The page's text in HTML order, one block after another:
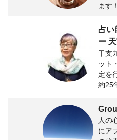
ます！
占い
ー
干支
ット
定を
約25
人の
にア